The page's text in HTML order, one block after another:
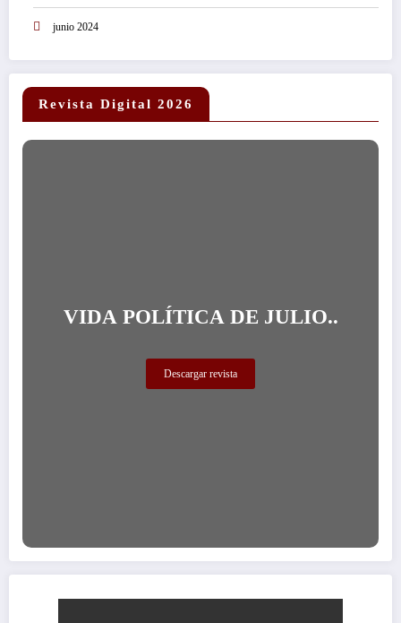
junio 2024
Revista Digital 2026
VIDA POLÍTICA DE JULIO..
Descargar revista